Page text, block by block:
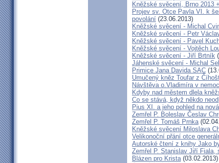
Kněžské svěcení, Brno 2013
Projev sv. Otce Pavla VI. k
povolání (23.06.2013)
Kněžské svěcení - Michal
Kněžské svěcení - Petr
Kněžské svěcení - Pavel
Kněžské svěcení - Vojtěch
Kněžské svěcení - Jiří Brtník
Jáhenské svěcení - Michal
Primice Jana Davida SAC
Umučený kněz Toufar z
Návštěva o.Vladimíra v
Kdyby nad městem dlela
Co se stává, když někdo
Pius XI. a jeho pohled na
Zemřel P. Boleslav Česlav
Zemřel P. Tomáš Prnka
Kněžské svěcení Miloslava
Velikonoční přání otce
Autorské čtení z knihy Jako
Zemřel P. Stanislav Jiří Fiala,
Blázen pro Krista(03.02.2013)